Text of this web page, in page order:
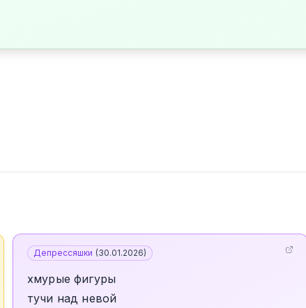
Депрессяшки (30.01.2026)
хмурые фигуры
тучи над невой